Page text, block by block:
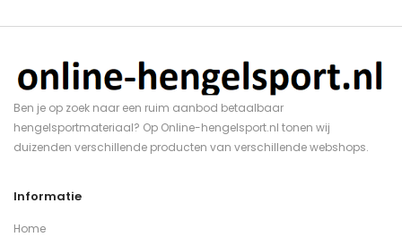
Ben je op zoek naar een ruim aanbod betaalbaar
hengelsportmateriaal? Op Online-hengelsport.nl tonen wij
duizenden verschillende producten van verschillende webshops.
Informatie
Home